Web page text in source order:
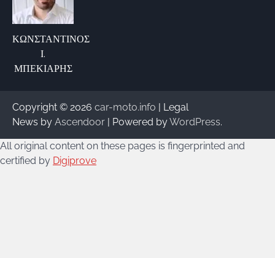
ΚΩΝΣΤΑΝΤΙΝΟΣ
Ι.
ΜΠΕΚΙΑΡΗΣ
Copyright © 2026 car-moto.info | Legal
News by Ascendoor | Powered byWordPress.
All original content on these pages is fingerprinted and
certified by Digiprove